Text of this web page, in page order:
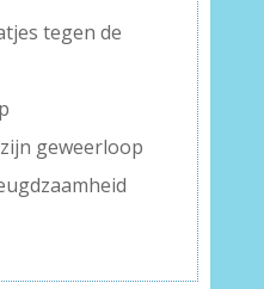
tegen de
geweerloop